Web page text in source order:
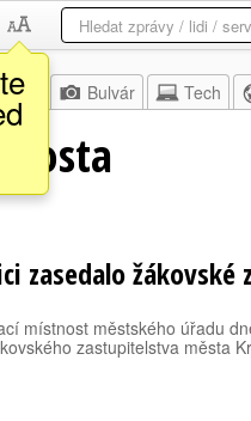
Bulvár Tech
zasedalo
místnost městského úřadu
zastupitelstva města